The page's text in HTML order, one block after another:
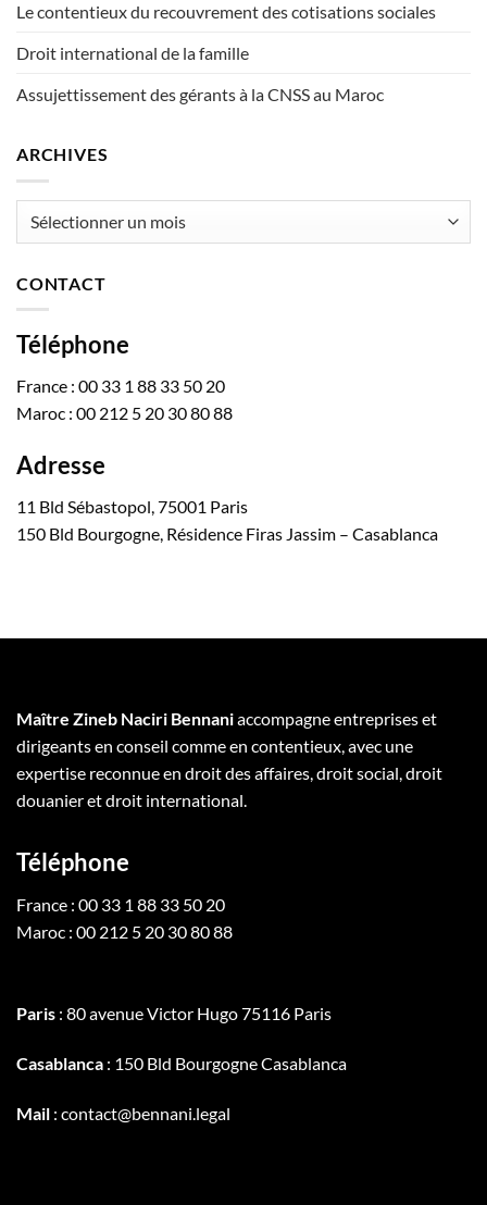
Le contentieux du recouvrement des cotisations sociales
Droit international de la famille
Assujettissement des gérants à la CNSS au Maroc
ARCHIVES
CONTACT
Téléphone
France : 00 33 1 88 33 50 20
Maroc : 00 212 5 20 30 80 88
Adresse
11 Bld Sébastopol, 75001 Paris
150 Bld Bourgogne, Résidence Firas Jassim – Casablanca
Maître Zineb Naciri Bennaniaccompagne entreprises et
dirigeants en conseil comme en contentieux, avec une
expertise reconnue en droit des affaires, droit social, droit
douanier et droit international.
Téléphone
France : 00 33 1 88 33 50 20
Maroc : 00 212 5 20 30 80 88
Paris : 80 avenue Victor Hugo 75116 Paris
Casablanca : 150 Bld Bourgogne Casablanca
Mail : contact@bennani.legal